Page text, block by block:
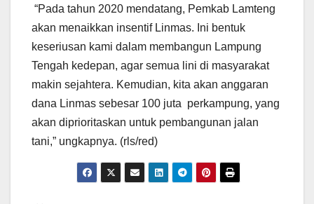
“Pada tahun 2020 mendatang, Pemkab Lamteng
akan menaikkan insentif Linmas. Ini bentuk
keseriusan kami dalam membangun Lampung
Tengah kedepan, agar semua lini di masyarakat
makin sejahtera. Kemudian, kita akan anggaran
dana Linmas sebesar 100 juta perkampung, yang
akan diprioritaskan untuk pembangunan jalan
tani,” ungkapnya. (rls/red)